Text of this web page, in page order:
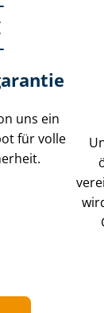
uns ein
für volle